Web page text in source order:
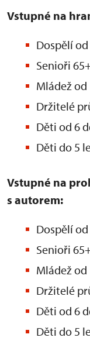
Vstupné na
Dospělí
Senioři
Mládež od
Držitelé
Děti od 6
Děti do 5
Vstupné na
s autorem:
Dospělí
Senioři
Mládež od
Držitelé
Děti od 6
Děti do 5